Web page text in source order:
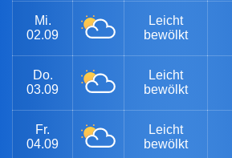
Mi.
02.09
Leicht
bewölkt
Do.
03.09
Leicht
bewölkt
Fr.
04.09
Leicht
bewölkt